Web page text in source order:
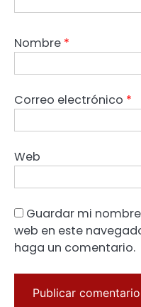
Nombre *
Correo electrónico *
Web
Guardar mi
web en este
haga un comentario.